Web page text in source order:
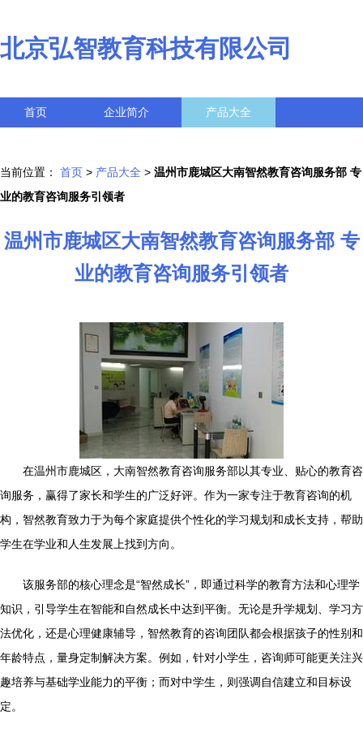
北京弘智教育科技有限公司
首页 企业简介 产品大全
当前位置： 首页 > 产品大全 > 温州市鹿城区大南智然教育咨询服务部 专
业的教育咨询服务引领者
温州市鹿城区大南智然教育咨询服务部 专
业的教育咨询服务引领者
在温州市鹿城区，大南智然教育咨询服务部以其专业、贴心的教育咨
询服务，赢得了家长和学生的广泛好评。作为一家专注于教育咨询的机
构，智然教育致力于为每个家庭提供个性化的学习规划和成长支持，帮助
学生在学业和人生发展上找到方向。
该服务部的核心理念是“智然成长”，即通过科学的教育方法和心理学
知识，引导学生在智能和自然成长中达到平衡。无论是升学规划、学习方
法优化，还是心理健康辅导，智然教育的咨询团队都会根据孩子的性别和
年龄特点，量身定制解决方案。例如，针对小学生，咨询师可能更关注兴
趣培养与基础学业能力的平衡；而对中学生，则强调自信建立和目标设
定。